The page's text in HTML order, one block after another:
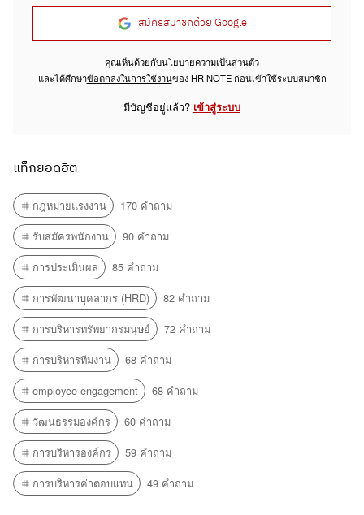
สมัครสมาชิกด้วย Google
คุณเห็นด้วยกับนโยบายความเป็นส่วนตัว
และได้ศึกษาข้อตกลงในการใช้งานของ HR NOTE ก่อนเข้าใช้ระบบสมาชิก
มีบัญชีอยู่แล้ว? เข้าสู่ระบบ
แท็กยอดฮิต
กฎหมายแรงงาน
170 คำถาม
รับสมัครพนักงาน
90 คำถาม
การประเมินผล
85 คำถาม
การพัฒนาบุคลากร (HRD)
82 คำถาม
การบริหารทรัพยากรมนุษย์
72 คำถาม
การบริหารทีมงาน
68 คำถาม
employee engagement
68 คำถาม
วัฒนธรรมองค์กร
60 คำถาม
การบริหารองค์กร
59 คำถาม
การบริหารค่าตอบแทน
49 คำถาม